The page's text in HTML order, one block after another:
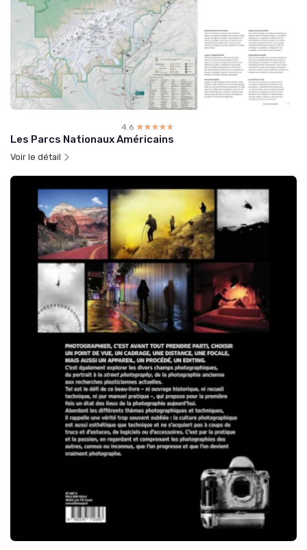
4.6 ☆☆☆☆☆
★★★★★
Les Parcs Nationaux Américains
Voir le détail